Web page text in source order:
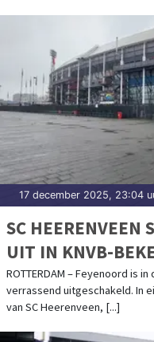
17 december 2025, 23:04
SC HEERENVEEN
UIT IN KNVB-
ROTTERDAM – Feyenoord is
verrassend uitgeschakeld. In
van SC Heerenveen, [...]